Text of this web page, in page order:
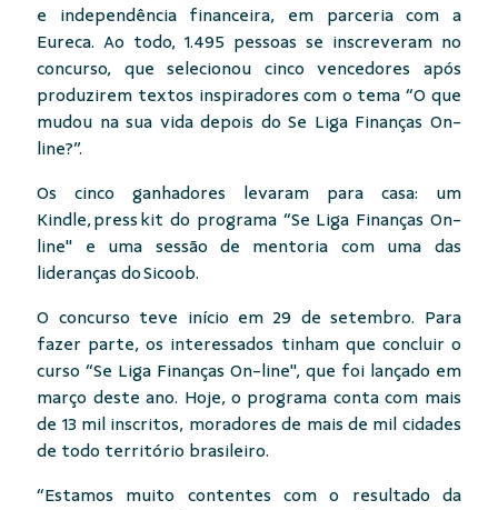
e independência financeira, em parceria com a
Eureca. Ao todo, 1.495 pessoas se inscreveram no
concurso, que selecionou cinco vencedores após
produzirem textos inspiradores com o tema “O que
mudou na sua vida depois do Se Liga Finanças On-
line?”.
Os cinco ganhadores levaram para casa: um
Kindle, press kit do programa “Se Liga Finanças On-
line" e uma sessão de mentoria com uma das
lideranças do Sicoob.
O concurso teve início em 29 de setembro. Para
fazer parte, os interessados tinham que concluir o
curso “Se Liga Finanças On-line", que foi lançado em
março deste ano. Hoje, o programa conta com mais
de 13 mil inscritos, moradores de mais de mil cidades
de todo território brasileiro.
“Estamos muito contentes com o resultado da